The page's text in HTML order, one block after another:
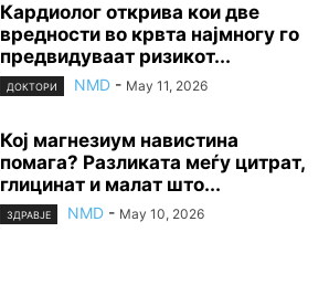
Кардиолог открива кои две
вредности во крвта најмногу го
предвидуваат ризикот...
ДОКТОРИ NMD - May 11, 2026
Кој магнезиум навистина
помага? Разликата меѓу цитрат,
глицинат и малат што...
ЗДРАВЈЕ NMD - May 10, 2026